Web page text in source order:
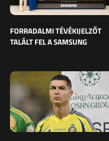
FORRADALMI TÉVÉKIJELZŐT
TALÁLT FEL A SAMSUNG